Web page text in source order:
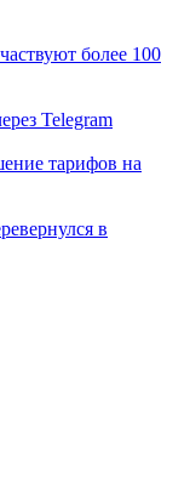
более 100
Telegram
тарифов на
в